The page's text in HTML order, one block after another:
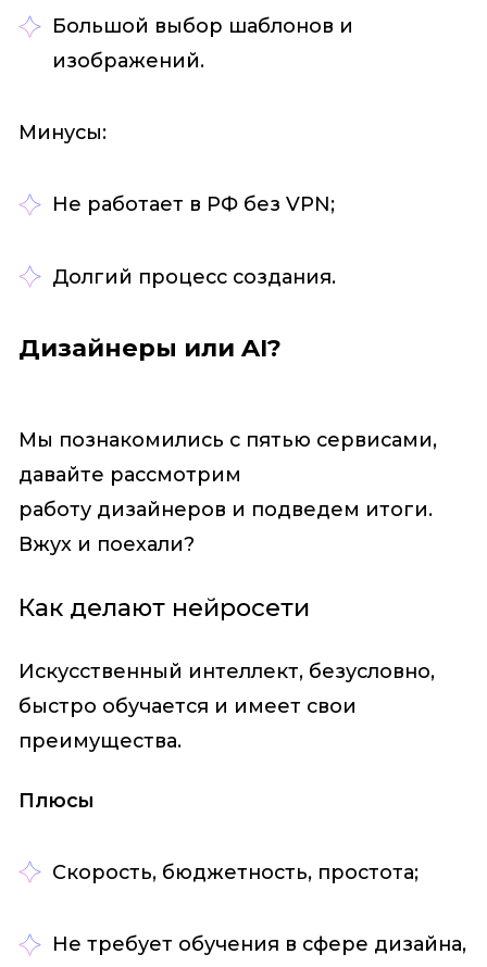
Большой выбор шаблонов и
изображений.
Минусы:
Не работает в РФ без VPN;
Долгий процесс создания.
Дизайнеры или AI?
Мы познакомились с пятью сервисами,
давайте рассмотрим
работу дизайнеров и подведем итоги.
Вжух и поехали?
Как делают нейросети
Искусственный интеллект, безусловно,
быстро обучается и имеет свои
преимущества.
Плюсы
Скорость, бюджетность, простота;
Не требует обучения в сфере дизайна,